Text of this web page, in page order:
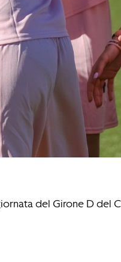
del Girone D del